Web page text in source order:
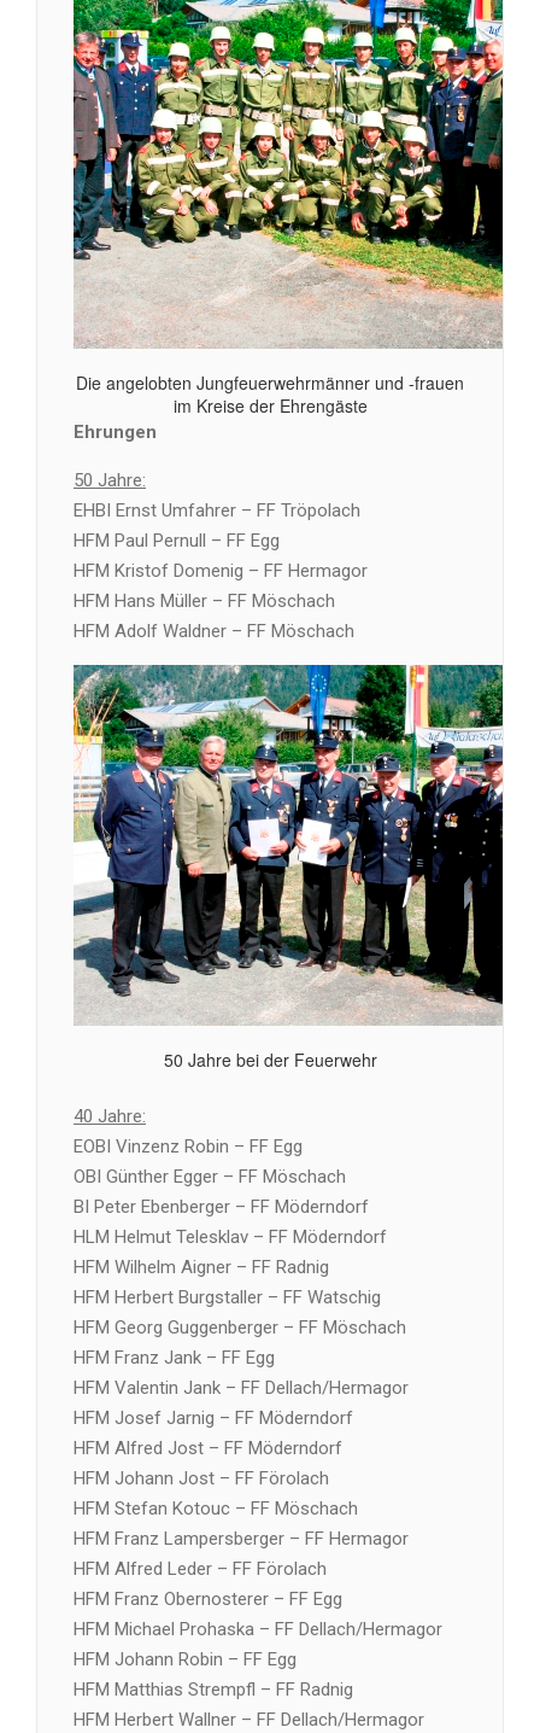
Die angelobten Jungfeuerwehrmänner und -frauen
im Kreise der Ehrengäste
Ehrungen
50 Jahre:
EHBI Ernst Umfahrer – FF Tröpolach
HFM Paul Pernull – FF Egg
HFM Kristof Domenig – FF Hermagor
HFM Hans Müller – FF Möschach
HFM Adolf Waldner – FF Möschach
50 Jahre bei der Feuerwehr
40 Jahre:
EOBI Vinzenz Robin – FF Egg
OBI Günther Egger – FF Möschach
BI Peter Ebenberger – FF Möderndorf
HLM Helmut Telesklav – FF Möderndorf
HFM Wilhelm Aigner – FF Radnig
HFM Herbert Burgstaller – FF Watschig
HFM Georg Guggenberger – FF Möschach
HFM Franz Jank – FF Egg
HFM Valentin Jank – FF Dellach/Hermagor
HFM Josef Jarnig – FF Möderndorf
HFM Alfred Jost – FF Möderndorf
HFM Johann Jost – FF Förolach
HFM Stefan Kotouc – FF Möschach
HFM Franz Lampersberger – FF Hermagor
HFM Alfred Leder – FF Förolach
HFM Franz Obernosterer – FF Egg
HFM Michael Prohaska – FF Dellach/Hermagor
HFM Johann Robin – FF Egg
HFM Matthias Strempfl – FF Radnig
HFM Herbert Wallner – FF Dellach/Hermagor